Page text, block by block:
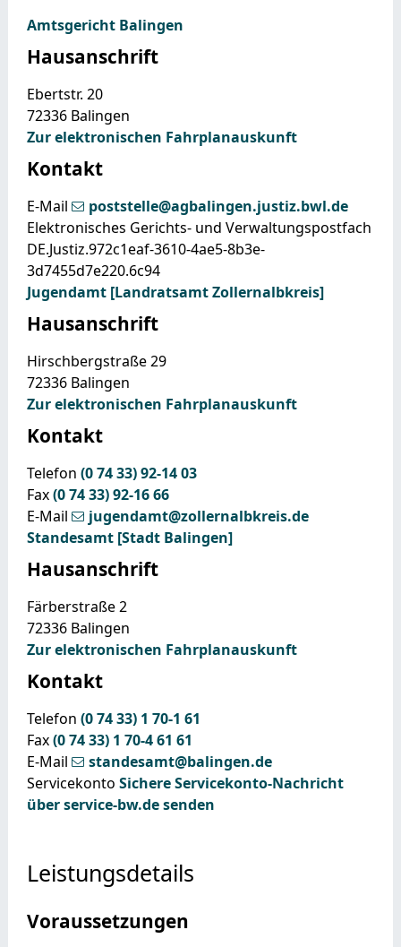
Amtsgericht Balingen
Hausanschrift
Ebertstr. 20
72336 Balingen
Zur elektronischen Fahrplanauskunft
Kontakt
E-Mail
poststelle@agbalingen.justiz.bwl.de
Elektronisches Gerichts- und Verwaltungspostfach
DE.Justiz.972c1eaf-3610-4ae5-8b3e-
3d7455d7e220.6c94
Jugendamt [Landratsamt Zollernalbkreis]
Hausanschrift
Hirschbergstraße 29
72336 Balingen
Zur elektronischen Fahrplanauskunft
Kontakt
Telefon (07433) 92-1403
Fax(07433) 92-1666
E-Mail
jugendamt@zollernalbkreis.de
Standesamt [Stadt Balingen]
Hausanschrift
Färberstraße 2
72336 Balingen
Zur elektronischen Fahrplanauskunft
Kontakt
Telefon (07433) 1 70-1 61
Fax(07433) 1 70-461 61
E-Mail
standesamt@balingen.de
Servicekonto Sichere Servicekonto-Nachricht
über service-bw.de senden
Leistungsdetails
Voraussetzungen